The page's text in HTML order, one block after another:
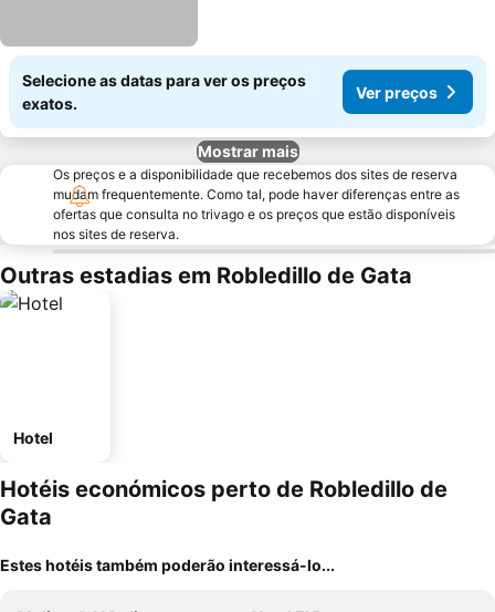
Selecione as datas para ver os preços
exatos.
Ver preços
Mostrar mais
Os preços e a disponibilidade que recebemos dos sites de reserva
mudam frequentemente. Como tal, pode haver diferenças entre as
ofertas que consulta no trivago e os preços que estão disponíveis
nos sites de reserva.
Outras estadias em Robledillo de Gata
Hotel
Hotéis económicos perto de Robledillo de
Gata
Estes hotéis também poderão interessá-lo...